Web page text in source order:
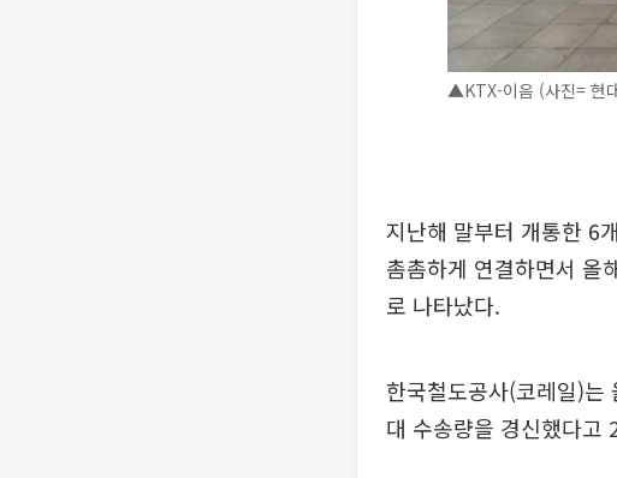
▲KTX-이음 (사진= 현
지난해 말부터 개통한 6
촘촘하게 연결하면서 올
로 나타났다.
한국철도공사(코레일)는
대 수송량을 경신했다고